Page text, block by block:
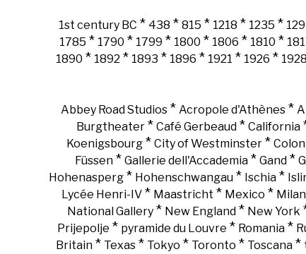
1st century BC * 438 * 815 * 1218 * 1235 *
1785 * 1790 * 1799 * 1800 * 1806 * 1810 *
1890 * 1892 * 1893 * 1896 * 1921 * 1926 * 1928
Abbey Road Studios* Acropole d'Athènes*
Burgtheater* Café Gerbeaud* California
Koenigsbourg * City of Westminster *
Füssen * Gallerie dell'Accademia * Gand *
Hohenasperg* Hohenschwangau* Ischia*
Lycée Henri-IV * Maastricht * Mexico *
National Gallery* New England* New York
Prijepolje * pyramide du Louvre * Romania *
Britain* Texas* Tokyo * Toronto * Toscana*